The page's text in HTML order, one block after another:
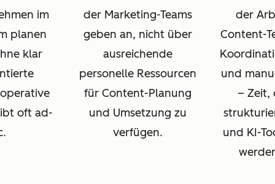
im
planen
klar
oft ad-
der Marketing-Teams
geben an, nicht über
ausreichende
personelle Ressourcen
für Content-Planung
und Umsetzung zu
verfügen.
der
Content-
und
– Zeit,
und KI-